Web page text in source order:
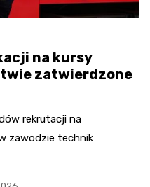
na kursy
zatwierdzone
rekrutacji na
zawodzie technik